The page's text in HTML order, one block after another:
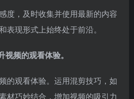
度，及时收集并使用最新的内容
表现形式上始终处于前沿。
频的观看体验。
的观看体验。运用混剪技巧，如
材巧妙结合，增加视频的吸引力